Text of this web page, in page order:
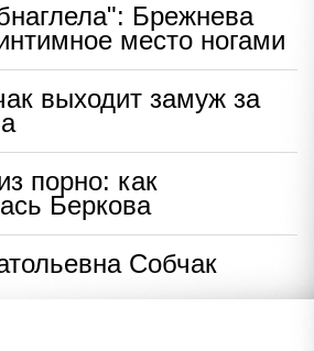
Брежнева
место ногами
выходит замуж за
порно: как
Беркова
Собчак